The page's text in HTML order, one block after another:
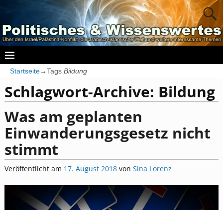
Startseite→Tags Bildung
Schlagwort-Archive: Bildung
Was am geplanten
Einwanderungsgesetz nicht
stimmt
Veröffentlicht am 17. August 2018 von Sina Lorenz